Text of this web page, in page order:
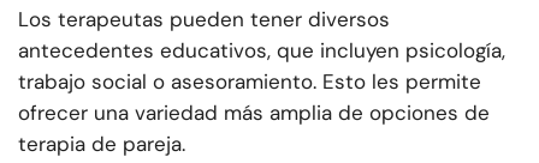
Los terapeutas pueden tener diversos
antecedentes educativos, que incluyen psicología,
trabajo social o asesoramiento. Esto les permite
ofrecer una variedad más amplia de opciones de
terapia de pareja.